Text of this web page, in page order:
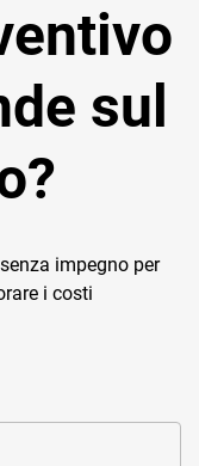
sul
impegno per
i costi